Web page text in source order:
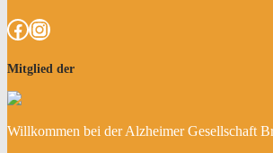
Facebook
Instagram
Mitglied der
Willkommen bei der Alzheimer Gesellschaft